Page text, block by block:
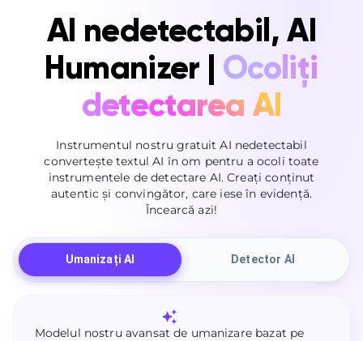
AI nedetectabil, AI
Humanizer | Ocoliți
detectarea AI
Instrumentul nostru gratuit AI nedetectabil
convertește textul AI în om pentru a ocoli toate
instrumentele de detectare AI. Creați conținut
autentic și convingător, care iese în evidență.
Încearcă azi!
Umanizați AI Detector AI
Modelul nostru avansat de umanizare bazat pe